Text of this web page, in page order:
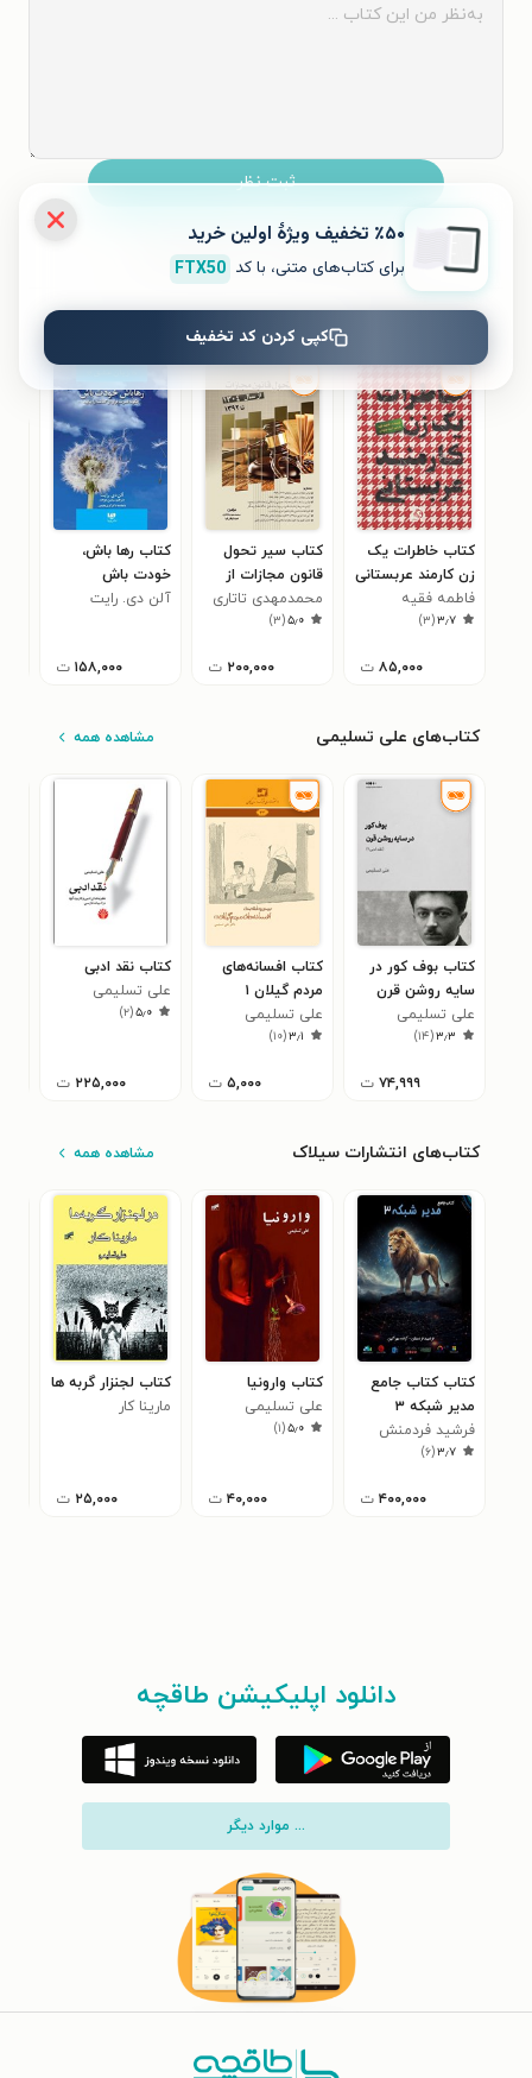
ثبت نظر
نظری برای کتاب ثبت نشده است.
کتاب خاطرات یک
زن کارمند عربستانی
فاطمه فقیه
۳٫۷(۳)
۸۵,۰۰۰ ت
کتاب سیر تحول
قانون مجازات از
سال ۱۳۰۴ تا ۱۳۹۲
محمدمهدی تاتاری
۵٫۰(۳)
۲۰۰,۰۰۰ ت
کتاب رها باش،
خودت باش
آلن دی. رایت
۱۵۸,۰۰۰ ت
کتاب‌های علی تسلیمی مشاهده همه
کتاب بوف کور در
سایه روشن قرن
علی تسلیمی
۳٫۳(۱۴)
۷۴,۹۹۹ ت
کتاب افسانه‌های
مردم گیلان ۱
علی تسلیمی
۳٫۱(۱۰)
۵,۰۰۰ ت
کتاب نقد ادبی
علی تسلیمی
۵٫۰(۲)
۲۲۵,۰۰۰ ت
کتاب‌های انتشارات سیلاک مشاهده همه
کتاب کتاب جامع
مدیر شبکه ۳
فرشید فردمنش
۳٫۷(۶)
۴۰۰,۰۰۰ ت
کتاب وارونیا
علی تسلیمی
۵٫۰(۱)
۴۰,۰۰۰ ت
کتاب لجنزار گربه ها
مارینا کار
۲۵,۰۰۰ ت
دانلود اپلیکیشن طاقچه
... موارد دیگر
٪۵۰ تخفیف ویژۀ اولین خرید
برای کتاب‌های متنی، با کد FTX50
کپی کردن کد تخفیف